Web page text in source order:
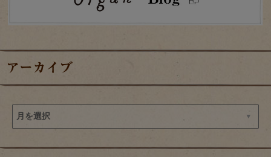
アーカイブ